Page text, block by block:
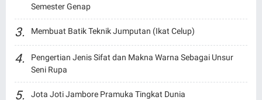
Semester Genap
Membuat Batik Teknik Jumputan (Ikat Celup)
Pengertian Jenis Sifat dan Makna Warna Sebagai Unsur
Seni Rupa
Jota Joti Jambore Pramuka Tingkat Dunia